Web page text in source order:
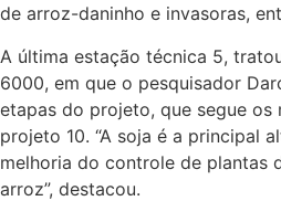
de arroz-daninho e invasoras,
A última estação técnica 5,
6000, em que o pesquisador
etapas do projeto, que segue os
projeto 10. “A soja é a principal
melhoria do controle de plantas
arroz”, destacou.